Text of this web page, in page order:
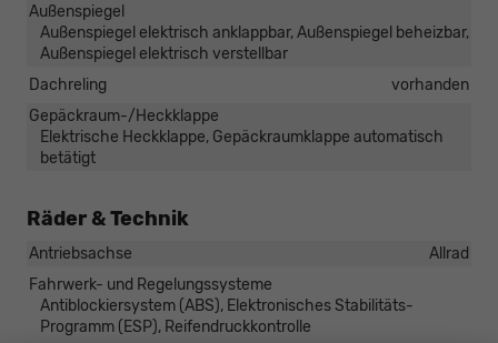
Außenspiegel
Außenspiegel elektrisch anklappbar, Außenspiegel beheizbar,
Außenspiegel elektrisch verstellbar
Dachreling
vorhanden
Gepäckraum-/Heckklappe
Elektrische Heckklappe, Gepäckraumklappe automatisch
betätigt
Räder & Technik
Antriebsachse
Allrad
Fahrwerk- und Regelungssysteme
Antiblockiersystem (ABS), Elektronisches Stabilitäts-
Programm (ESP), Reifendruckkontrolle